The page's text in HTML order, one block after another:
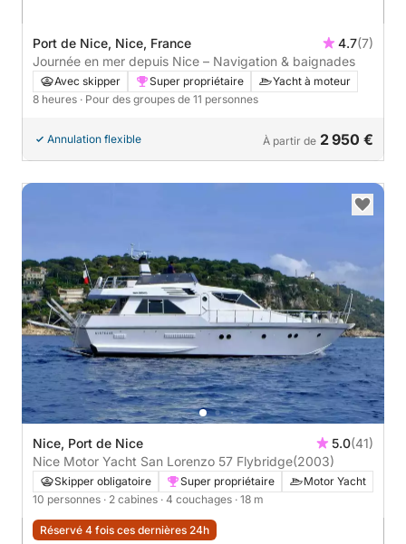
Port de Nice, Nice, France 4.7(7)
Journée en mer depuis Nice – Navigation & baignades
Avec skipper Super propriétaire
Yacht à moteur
8 heures · Pour des groupes de 11 personnes
Annulation flexible À partir de 2 950 €
Nice, Port de Nice 5.0(41)
Nice Motor Yacht San Lorenzo 57 Flybridge(2003)
Skipper obligatoire Super propriétaire
Motor Yacht
10 personnes · 2 cabines · 4 couchages · 18 m
Réservé 4 fois ces dernières 24h